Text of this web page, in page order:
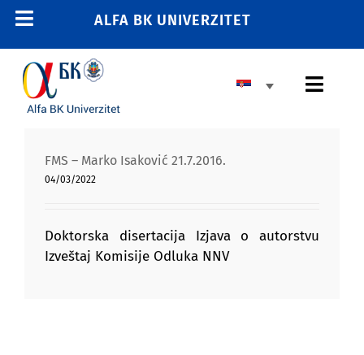
Skip
content
Toggle
Navigation
POČETNA
E-STUDENT
E-ZAPOSLENI
info@alfa.edu.rs
ALFA BK UNIVERZITET
MASTER STUDIJE
DOKTORSKE STUDIJE
FMS – Marko Isaković 21.7.2016.
04/03/2022
Doktorska disertacija Izjava o autorstvu
Izveštaj Komisije Odluka NNV